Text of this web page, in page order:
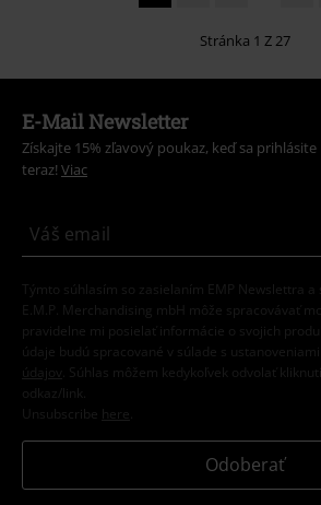
Stránka 1 Z 27
E-Mail Newsletter
Získajte 15% zľavový poukaz, keď sa prihlásite
teraz! Viac
Týmto súhlasím so zasielaním EMP Newslettra a
E.M.P. Merchandising mbH môže spracovávať
pravidelne mi posielať informácie o svojich
údaje budú spracované v súlade s ustanoveniami
údajov
. Súhlas môžem kedykoľvek odvolať
odkaz/link.
Unsubscribe here
Odoberať